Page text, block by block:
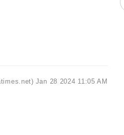
Jan 28 2024 11:05 AM